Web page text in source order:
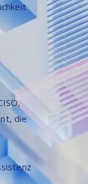
die